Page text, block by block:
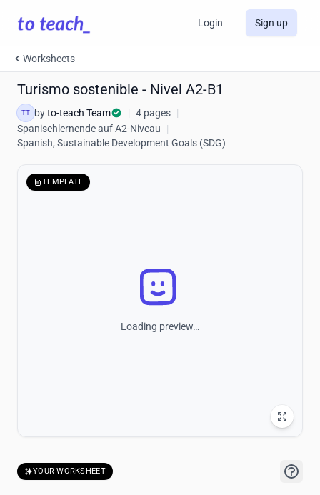
Login Sign up
Worksheets
Turismo sostenible - Nivel A2-B1
TT byto-teach Team | 4 pages |
Spanischlernende auf A2-Niveau
|
Spanish, Sustainable Development Goals (SDG)
TEMPLATE
Loading preview…
YOUR WORKSHEET